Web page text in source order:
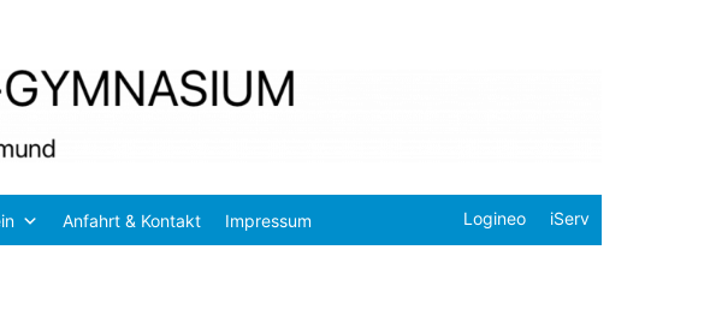
Anfahrt & Kontakt Impressum iServ
Logineo